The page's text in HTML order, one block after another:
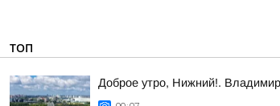
ТОП
Доброе утро, Нижний!.